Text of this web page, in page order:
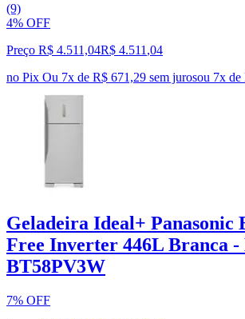
(9)
4% OFF
Preço R$ 4.511,04R$ 4.511 ,04
no Pix Ou 7x de R$ 671,29 sem jurosou 7x de
Geladeira Ideal+ Panasonic
Free Inverter 446L Branca -
BT58PV3W
7% OFF